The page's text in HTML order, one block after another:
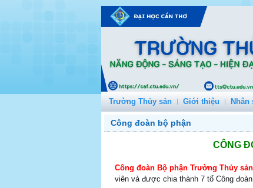
Trường Thủy sản Giới thiệu Nhân
Công đoàn bộ phận
CÔNG
Công đoàn Bộ phận Trường Thủy sản
viên và được chia thành 7 tổ Công